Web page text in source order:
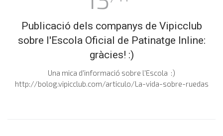
Publicació dels companys de Vipicclub
sobre l'Escola Oficial de Patinatge Inline:
gràcies! :)
Una mica d'informació sobre l'Escola :)
http://bolog.vipicclub.com/articulo/La-vida-sobre-ruedas